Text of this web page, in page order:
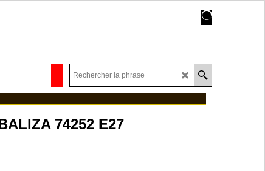
74252 E27